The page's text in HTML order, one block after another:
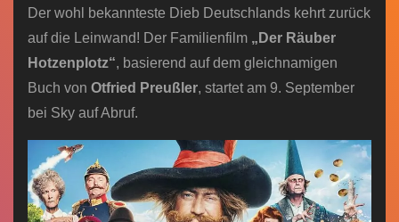
Der wohl bekannteste Dieb Deutschlands kehrt zurück
auf die Leinwand! Der Familienfilm „Der Räuber
Hotzenplotz“, basierend auf dem gleichnamigen
Buch von Otfried Preußler, startet am 9. September
bei Sky auf Abruf.